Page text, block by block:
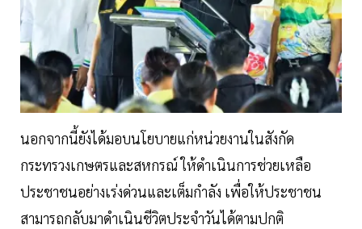
นอกจากนี้ยังได้มอบนโยบายแก่หน่วยงานในสังกัด
กระทรวงเกษตรและสหกรณ์ ให้ดำเนินการช่วยเหลือ
ประชาชนอย่างเร่งด่วนและเต็มกำลัง เพื่อให้ประชาชน
สามารถกลับมาดำเนินชีวิตประจำวันได้ตามปกติ